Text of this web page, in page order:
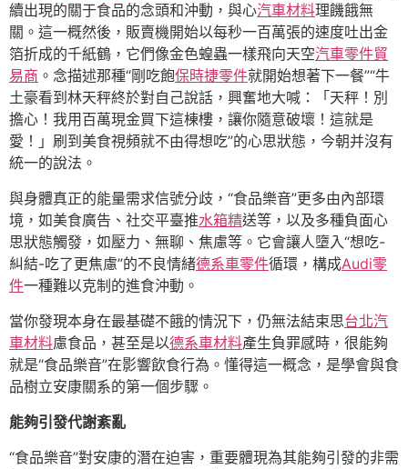
續出現的關于食品的念頭和沖動，與心汽車材料理饑餓無
關。這一概然後，販賣機開始以每秒一百萬張的速度吐出金
箔折成的千紙鶴，它們像金色蝗蟲一樣飛向天空汽車零件貿
易商 。念描述那種“剛吃飽保時捷零件就開始想著下一餐”“牛
土豪看到林天秤終於對自己說話，興奮地大喊：「天秤！別
擔心！我用百萬現金買下這棟樓，讓你隨意破壞！這就是
愛！」刷到美食視頻就不由得想吃”的心思狀態，今朝并沒有
統一的說法。
與身體真正的能量需求信號分歧，“食品樂音”更多由內部環
境，如美食廣告、社交平臺推水箱精送等，以及多種負面心
思狀態觸發，如壓力、無聊、焦慮等。它會讓人墮入“想吃-
糾結-吃了更焦慮”的不良情緒德系車零件循環，構成Audi零
件一種難以克制的進食沖動。
當你發現本身在最基礎不餓的情況下，仍無法結束思台北汽
車材料慮食品，甚至是以德系車材料產生負罪感時，很能夠
就是“食品樂音”在影響飲食行為。懂得這一概念，是學會與食
品樹立安康關系的第一個步驟。
能夠引發代謝紊亂
“食品樂音”對安康的潛在迫害，重要體現為其能夠引發的非需